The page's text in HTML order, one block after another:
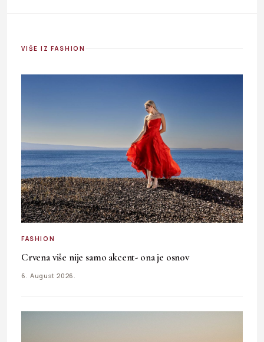
VIŠE IZ FASHION
FASHION
Crvena više nije samo akcent- ona je osnov
6. August 2026.